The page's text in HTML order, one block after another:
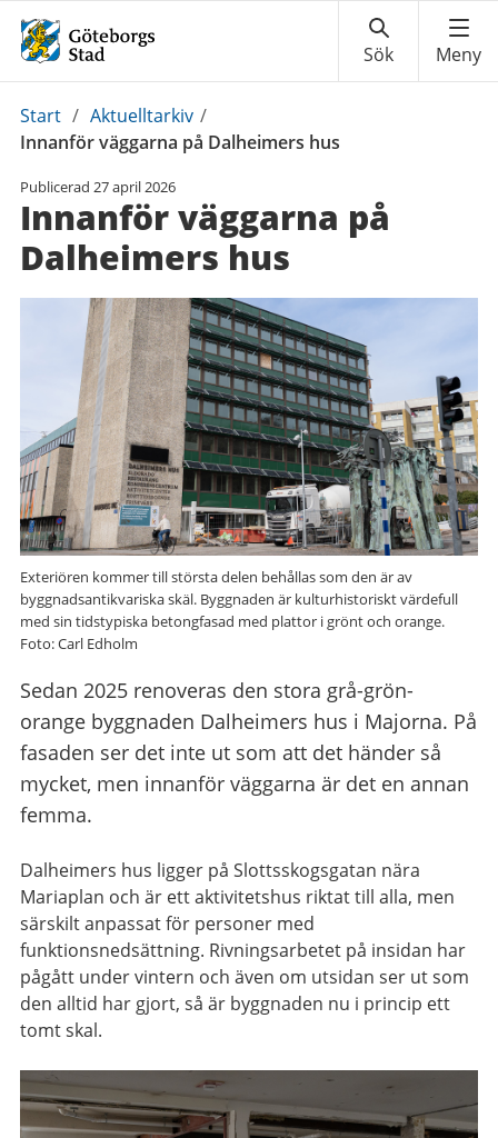
Du
är
Start / Aktuelltarkiv /
Innanför väggarna på Dalheimers hus
Publicerad 27 april 2026
Innanför väggarna på
Dalheimers hus
Exteriören kommer till största delen behållas som den är av
byggnadsantikvariska skäl. Byggnaden är kulturhistoriskt värdefull
med sin tidstypiska betongfasad med plattor i grönt och orange.
Foto: Carl Edholm
Sedan 2025 renoveras den stora grå-grön-
orange byggnaden Dalheimers hus i Majorna. På
fasaden ser det inte ut som att det händer så
mycket, men innanför väggarna är det en annan
femma.
Dalheimers hus ligger på Slottsskogsgatan nära
Mariaplan och är ett aktivitetshus riktat till alla, men
särskilt anpassat för personer med
funktionsnedsättning. Rivningsarbetet på insidan har
pågått under vintern och även om utsidan ser ut som
den alltid har gjort, så är byggnaden nu i princip ett
tomt skal.